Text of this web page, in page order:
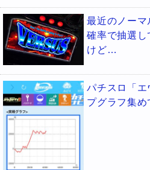
最近のノーマ
確率で抽選
けど…
パチスロ「エ
プグラフ集め